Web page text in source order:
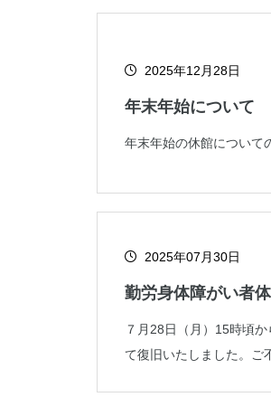
2025年12月28日
年末年始について
年末年始の休館について
2025年07月30日
勤労身体障がい者
７月28日（月）15時頃
て復旧いたしました。ご